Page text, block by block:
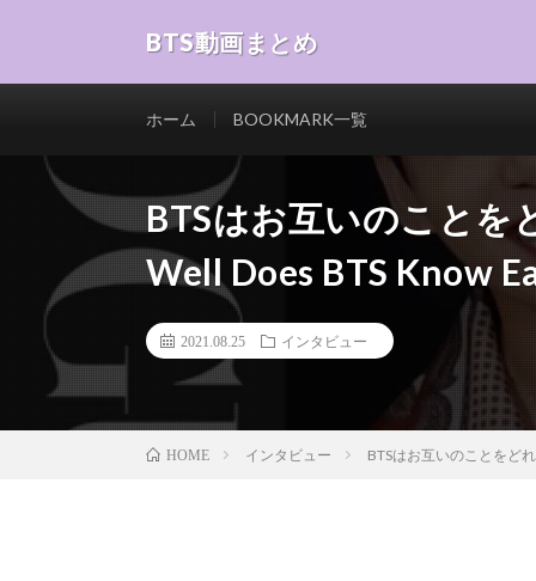
BTS動画まとめ
ホーム BOOKMARK一覧
BTSはお互いのことを
Well Does BTS Know
2021.08.25 インタビュー
HOME インタビュー BTSはお互いのことをど